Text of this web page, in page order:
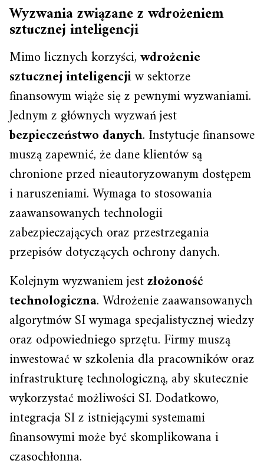
Wyzwania związane z wdrożeniem
sztucznej inteligencji
Mimo licznych korzyści,wdrożenie
sztucznej inteligencjiw sektorze
finansowym wiąże się z pewnymi wyzwaniami.
Jednym z głównych wyzwań jest
bezpieczeństwo danych. Instytucje finansowe
muszą zapewnić, że dane klientów są
chronione przed nieautoryzowanym dostępem
i naruszeniami. Wymaga to stosowania
zaawansowanych technologii
zabezpieczających oraz przestrzegania
przepisów dotyczących ochrony danych.
Kolejnym wyzwaniem jestzłożoność
technologiczna. Wdrożenie zaawansowanych
algorytmów SI wymaga specjalistycznej wiedzy
oraz odpowiedniego sprzętu. Firmy muszą
inwestować w szkolenia dla pracowników oraz
infrastrukturę technologiczną, aby skutecznie
wykorzystać możliwości SI. Dodatkowo,
integracja SI z istniejącymi systemami
finansowymi może być skomplikowana i
czasochłonna.